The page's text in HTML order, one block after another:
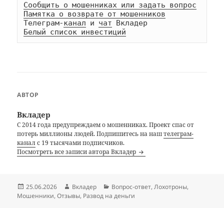
Сообщить о мошенниках или задать вопрос
Памятка о возврате от мошенников
Телеграм-канал и чат
Белый список инвестиций
АВТОР
Вкладер
С 2014 года предупреждаем о мошенниках. Проект спас от
потерь миллионы людей. Подпишитесь на наштелеграм-
каналс 19 тысячами подписчиков.
Посмотреть все записи автора Вкладер
Опубликовано
25.06.2026 Автор
Вкладер Рубрики
Вопрос-ответ,Лохотроны,
Мошенники,Отзывы, Развод на деньги